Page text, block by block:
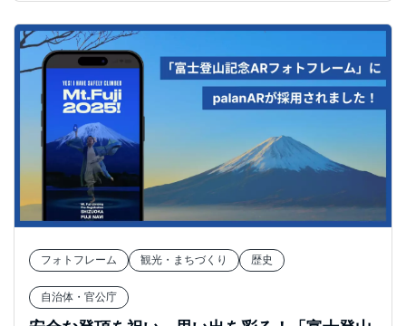
フォトフレーム 観光・まちづくり 歴史
自治体・官公庁